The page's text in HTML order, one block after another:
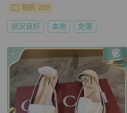
現折 200
狀況良好 本地 免運